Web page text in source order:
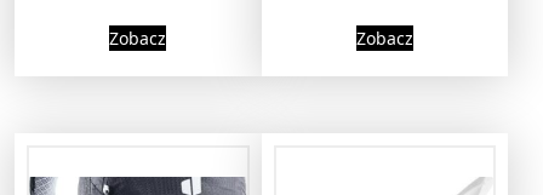
Zobacz Zobacz